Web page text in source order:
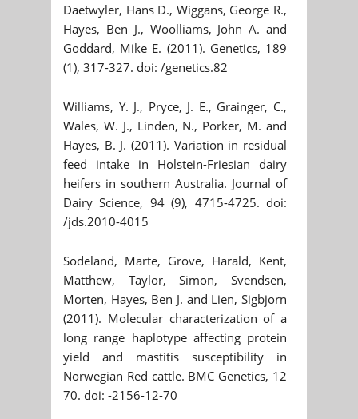
Daetwyler, Hans D., Wiggans, George R.,
Hayes, Ben J., Woolliams, John A. and
Goddard, Mike E. (2011). Genetics, 189
(1), 317-327. doi: /genetics.82
Williams, Y. J., Pryce, J. E., Grainger, C.,
Wales, W. J., Linden, N., Porker, M. and
Hayes, B. J. (2011). Variation in residual
feed intake in Holstein-Friesian dairy
heifers in southern Australia. Journal of
Dairy Science, 94 (9), 4715-4725. doi:
/jds.2010-4015
Sodeland, Marte, Grove, Harald, Kent,
Matthew, Taylor, Simon, Svendsen,
Morten, Hayes, Ben J. and Lien, Sigbjorn
(2011). Molecular characterization of a
long range haplotype affecting protein
yield and mastitis susceptibility in
Norwegian Red cattle. BMC Genetics, 12
70. doi: -2156-12-70